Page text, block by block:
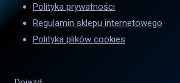
Polityka prywatności
Regulamin sklepu internetowego
Polityka plików cookies